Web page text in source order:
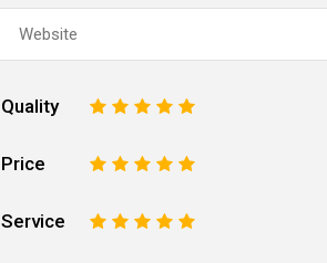
Quality 5
4
3
2
Price 5
4
3
2
Service 5
4
3
2